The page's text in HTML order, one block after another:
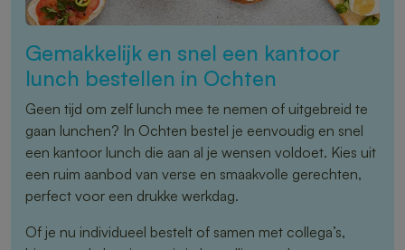
Gemakkelijk en snel een kantoor
lunch bestellen in Ochten
Geen tijd om zelf lunch mee te nemen of uitgebreid te
gaan lunchen? In Ochten bestel je eenvoudig en snel
een kantoor lunch die aan al je wensen voldoet. Kies uit
een ruim aanbod van verse en smaakvolle gerechten,
perfect voor een drukke werkdag.
Of je nu individueel bestelt of samen met collega’s,